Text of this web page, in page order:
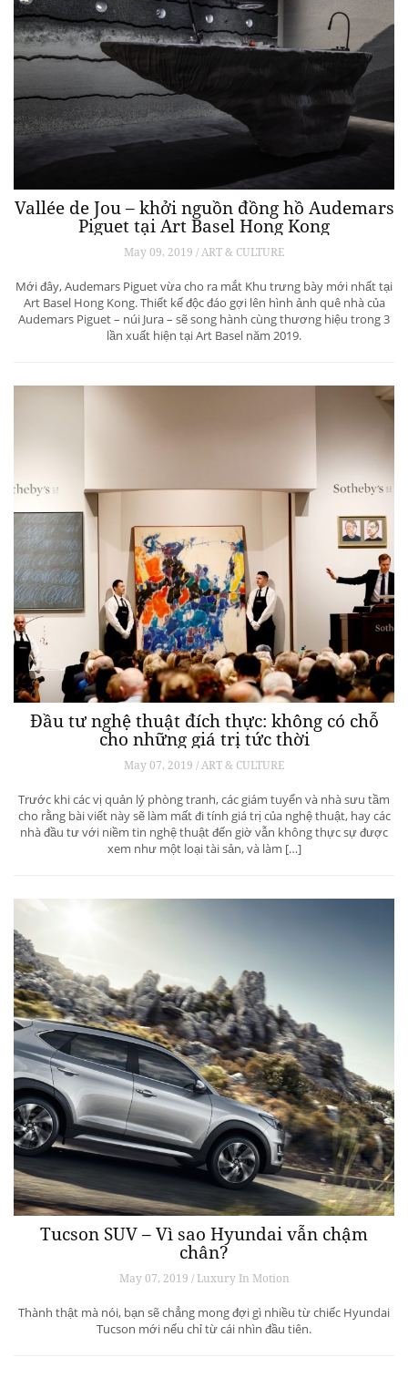
Vallée de Jou – khởi nguồn đồng hồ Audemars
Piguet tại Art Basel Hong Kong
May 09, 2019 / ART & CULTURE
Mới đây, Audemars Piguet vừa cho ra mắt Khu trưng bày mới nhất tại
Art Basel Hong Kong. Thiết kế độc đáo gợi lên hình ảnh quê nhà của
Audemars Piguet – núi Jura – sẽ song hành cùng thương hiệu trong 3
lần xuất hiện tại Art Basel năm 2019.
Đầu tư nghệ thuật đích thực: không có chỗ
cho những giá trị tức thời
May 07, 2019 / ART & CULTURE
Trước khi các vị quản lý phòng tranh, các giám tuyển và nhà sưu tầm
cho rằng bài viết này sẽ làm mất đi tính giá trị của nghệ thuật, hay các
nhà đầu tư với niềm tin nghệ thuật đến giờ vẫn không thực sự được
xem như một loại tài sản, và làm […]
Tucson SUV – Vì sao Hyundai vẫn chậm
chân?
May 07, 2019 / Luxury In Motion
Thành thật mà nói, bạn sẽ chẳng mong đợi gì nhiều từ chiếc Hyundai
Tucson mới nếu chỉ từ cái nhìn đầu tiên.